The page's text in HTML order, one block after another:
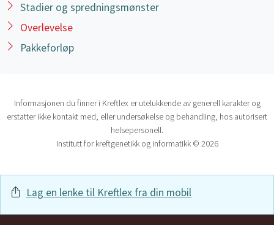
Stadier og spredningsmønster
Overlevelse
Pakkeforløp
Informasjonen du finner i Kreftlex er utelukkende av generell karakter og
erstatter ikke kontakt med, eller undersøkelse og behandling, hos autorisert
helsepersonell.
Institutt for kreftgenetikk og informatikk © 2026
Lag en lenke til Kreftlex fra din mobil